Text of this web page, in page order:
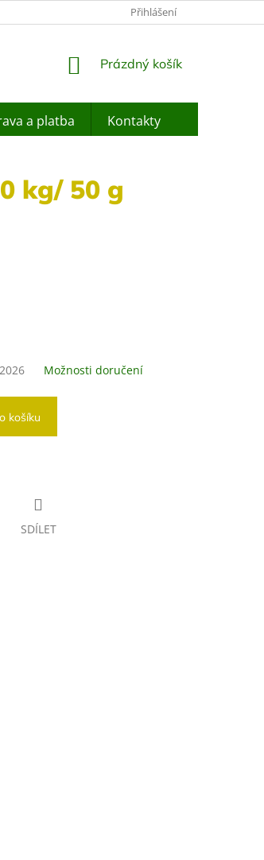
ÚDAJŮ JAK NAKUPOVAT
Přihlášení
NÁKUPNÍ
Prázdný košík
a platba Kontakty
kg/ 50 g
Možnosti doručení
košíku
SDÍLET